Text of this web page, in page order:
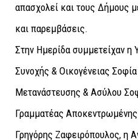
απασχολεί και τους Δήμους
και παρεμβάσεις.
Στην Ημερίδα συμμετείχαν η
Συνοχής & Οικογένειας
Μετανάστευσης & Ασύλου
Γραμματέας
Γρηγόρης Ζαφειρόπουλος, η